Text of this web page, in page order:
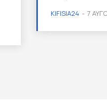
KIFISIA24 - 7